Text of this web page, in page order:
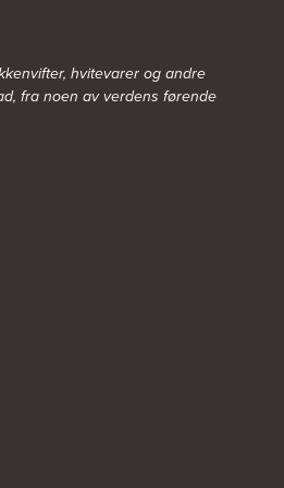
A/S
hvitevarer og andre
fra noen av verdens førende